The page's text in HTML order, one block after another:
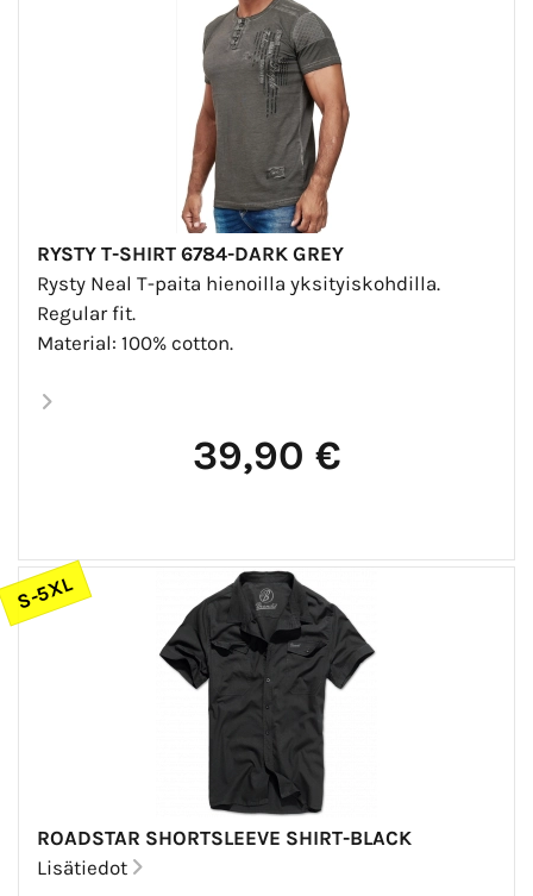
RYSTY T-SHIRT 6784-DARK GREY
Rysty Neal T-paita hienoilla yksityiskohdilla.
Regular fit.
Material: 100% cotton.
39,90 €
S-5XL
ROADSTAR SHORTSLEEVE SHIRT-BLACK
Lisätiedot